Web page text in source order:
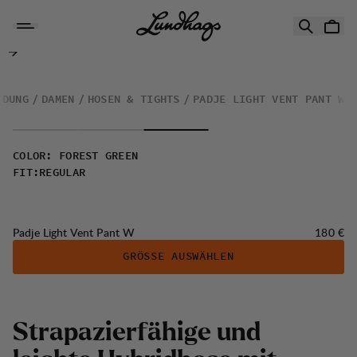
Padje Light Vent Pant W
DAMEN HOSEN & TIGHTS PADJE LIGHT VENT PANT W
COLOR :
FOREST GREEN
FIT: REGULAR
Padje Light Vent Pant W Preis:
180 €
GRÖSSE AUSWÄHLEN
Strapazierfähige und